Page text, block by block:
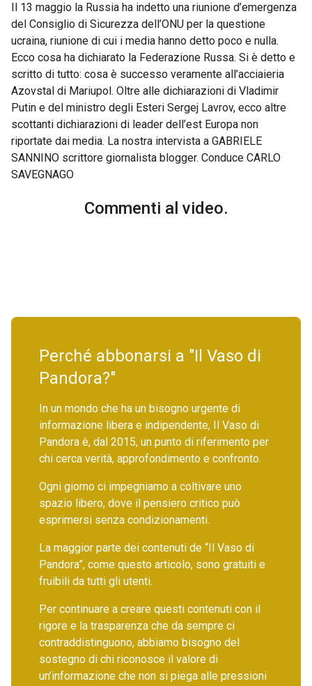
Il 13 maggio la Russia ha indetto una riunione d’emergenza
del Consiglio di Sicurezza dell’ONU per la questione
ucraina, riunione di cui i media hanno detto poco e nulla.
Ecco cosa ha dichiarato la Federazione Russa. Si è detto e
scritto di tutto: cosa è successo veramente all’acciaieria
Azovstal di Mariupol. Oltre alle dichiarazioni di Vladimir
Putin e del ministro degli Esteri Sergej Lavrov, ecco altre
scottanti dichiarazioni di leader dell’est Europa non
riportate dai media. La nostra intervista a GABRIELE
SANNINO scrittore giornalista blogger. Conduce CARLO
SAVEGNAGO
Commenti al video.
Perché abbonarsi a "Il Vaso di
Pandora?"
In un mondo che ha un bisogno urgente di
informazione libera e indipendente, Il Vaso di
Pandora è, dal 2015, un punto di riferimento per
chi cerca verità, approfondimento e confronto.
Ogni giorno ci impegniamo a coltivare uno
spazio libero, dove il pensiero critico può
esprimersi senza condizionamenti.
La maggior parte dei contenuti de “Il Vaso di
Pandora”, come questo articolo, sono gratuiti e
fruibili da tutti gli utenti.
Per continuare a creare questi contenuti con il
rigore e la trasparenza che da sempre ci
contraddistinguono, abbiamo bisogno del
sostegno di chi riconosce il valore di
un’informazione che non si piega alle pressioni